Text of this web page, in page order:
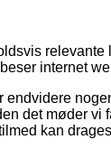
internet
endvidere
det møder vi
kan